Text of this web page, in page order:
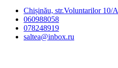
Chișinău, str.Voluntarilor 10/A
060988058
078248919
saltea@inbox.ru